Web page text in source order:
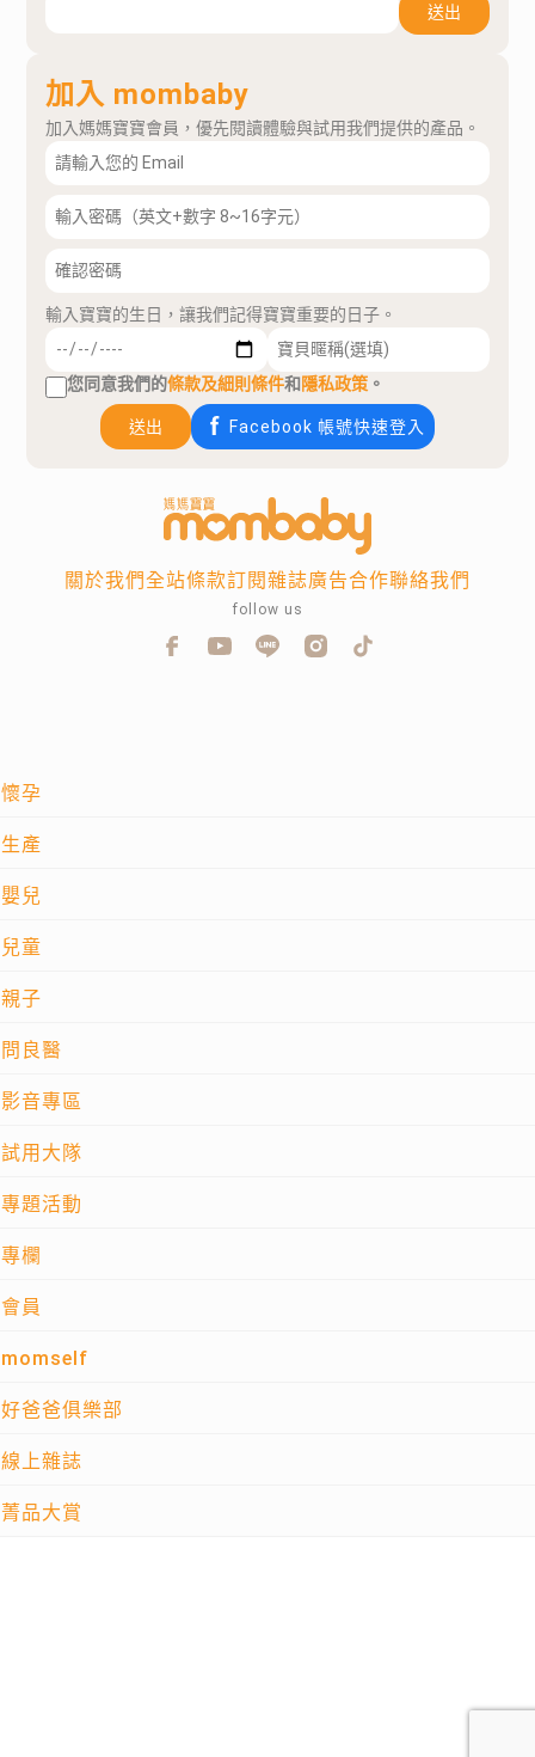
送出
加入 mombaby
加入媽媽寶寶會員，優先閱讀體驗與試用我們提供的產品。
輸入寶寶的生日，讓我們記得寶寶重要的日子。
您同意我們的條款及細則條件和隱私政策 。
送出 Facebook 帳號快速登入
懷孕
生產
嬰兒
兒童
親子
問良醫
影音專區
試用大隊
專題活動
專欄
會員
momself
好爸爸俱樂部
線上雜誌
菁品大賞
關於我們全站條款訂閱雜誌廣告合作聯絡我們
follow us